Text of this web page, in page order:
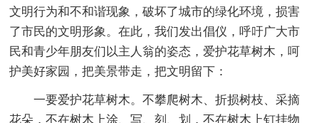
文明行为和不和谐现象，破坏了城市的绿化环境，损害
了市民的文明形象。在此，我们发出倡仪，呼吁广大市
民和青少年朋友们以主人翁的姿态，爱护花草树木，呵
护美好家园，把美景带走，把文明留下：
一要爱护花草树木。不攀爬树木、折损树枝、采摘
花朵，不在树木上涂、写、刻、划，不在树木上钉挂物